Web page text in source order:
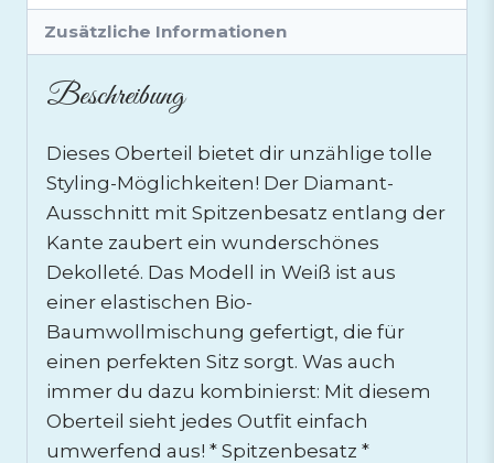
Zusätzliche Informationen
Beschreibung
Dieses Oberteil bietet dir unzählige tolle
Styling-Möglichkeiten! Der Diamant-
Ausschnitt mit Spitzenbesatz entlang der
Kante zaubert ein wunderschönes
Dekolleté. Das Modell in Weiß ist aus
einer elastischen Bio-
Baumwollmischung gefertigt, die für
einen perfekten Sitz sorgt. Was auch
immer du dazu kombinierst: Mit diesem
Oberteil sieht jedes Outfit einfach
umwerfend aus! * Spitzenbesatz *